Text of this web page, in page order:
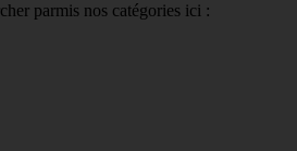
parmis nos catégories ici :